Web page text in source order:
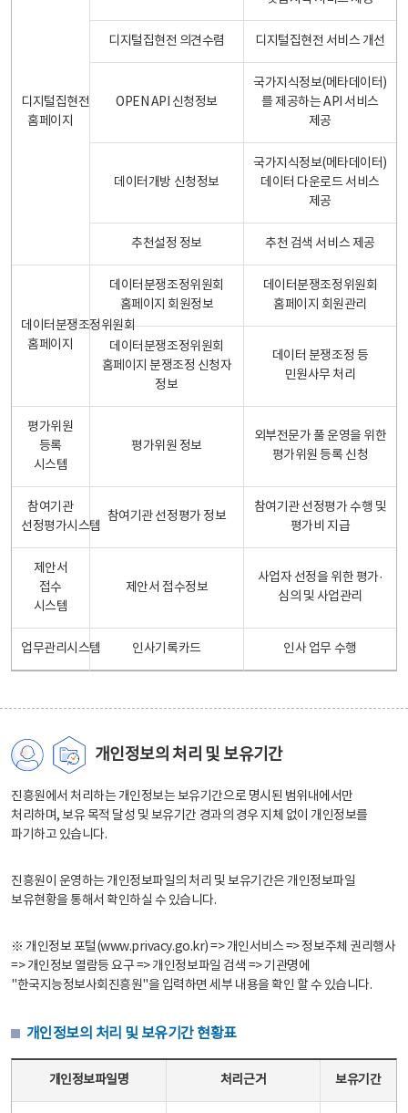
디지털집현전
홈페이지
디지털집현전 의견수렴 디지털집현전 서비스 개선
OPEN API 신청정보
국가지식정보(메타데이터)
를 제공하는 API 서비스
제공
데이터개방 신청정보
국가지식정보(메타데이터)
데이터 다운로드 서비스
제공
추천설정 정보 추천 검색 서비스 제공
데이터분쟁조정위원회
홈페이지
데이터분쟁조정위원회
홈페이지 회원정보
데이터분쟁조정위원회
홈페이지 회원관리
데이터분쟁조정위원회
홈페이지 분쟁조정 신청자
정보
데이터 분쟁조정 등
민원사무 처리
평가위원
등록
시스템
평가위원 정보
외부전문가 풀 운영을 위한
평가위원 등록 신청
참여기관
선정평가시스템
참여기관 선정평가 정보
참여기관 선정평가 수행 및
평가비 지급
제안서
접수
시스템
제안서 접수정보
사업자 선정을 위한 평가·
심의 및 사업관리
업무관리시스템 인사기록카드 인사 업무 수행
개인정보의 처리 및 보유기간
진흥원에서 처리하는 개인정보는 보유기간으로 명시된 범위내에서만
처리하며, 보유 목적 달성 및 보유기간 경과의 경우 지체 없이 개인정보를
파기하고 있습니다.
진흥원이 운영하는 개인정보파일의 처리 및 보유기간은 개인정보파일
보유현황을 통해서 확인하실 수 있습니다.
※ 개인정보 포털(www.privacy.go.kr) => 개인서비스 => 정보주체 권리행사
=> 개인정보 열람등 요구 => 개인정보파일 검색 => 기관명에
"한국지능정보사회진흥원"을 입력하면 세부 내용을 확인 할 수 있습니다.
개인정보의 처리 및 보유기간 현황표
개인정보파일명 처리근거 보유기간